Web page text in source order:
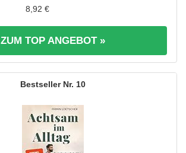
8,92 €
ZUM TOP ANGEBOT »
10